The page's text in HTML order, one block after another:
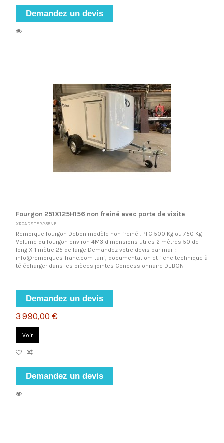
Demandez un devis
Fourgon 251X125H156 non freiné avec porte de visite
XROADSTER255NF
Remorque fourgon Debon modèle non freiné . PTC 500 Kg ou 750 Kg
Volume du fourgon environ 4M3 dimensions utiles 2 mètres 50 de
long X 1 mètre 25 de large Demandez votre devis par mail :
info@remorques-franc.com tarif, documentation et fiche technique à
télécharger dans les pièces jointes Concessionnaire DEBON
Demandez un devis
3 990,00 €
Voir
Demandez un devis